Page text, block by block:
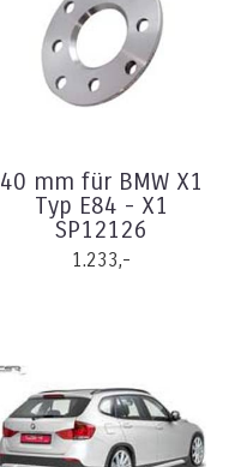
40 mm für BMW X1
Typ E84 - X1
SP12126
1.233,-